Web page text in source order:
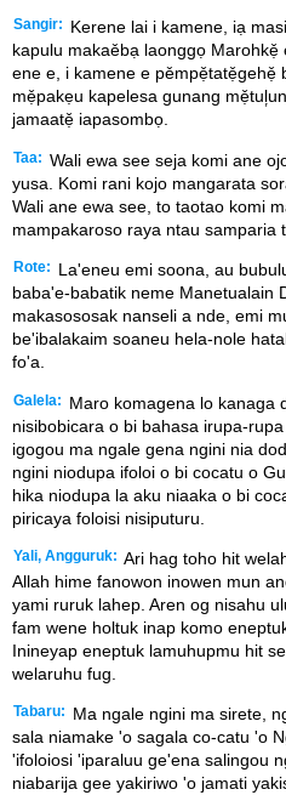
Sangir:
Kerene lai i kamene, iạ
kapulu makaěbạ laonggọ
ene e, i kamene e pěmpẹ̌tatẹ̌gehẹ̌
mẹ̌pakẹu kapelesa gunang
jamaatẹ̌ iapasombọ.
Taa: Wali ewa see seja komi ane
yusa. Komi rani kojo mangarata
Wali ane ewa see, to taotao komi
mampakaroso raya ntau samparia
Rote:
La'eneu emi soona, au
baba'e-babatik neme Manetualain
makasososak nanseli a nde, emi
be'ibalakaim soaneu hela-nole
fo'a.
Galela:
Maro komagena lo kanaga
nisibobicara o bi bahasa irupa-
igogou ma ngale gena ngini nia
ngini niodupa ifoloi o bi cocatu o
hika niodupa la aku niaaka o bi
piricaya foloisi nisiputuru.
Yali, Angguruk: Ari hag toho hit
Allah hime fanowon inowen mun
yami ruruk lahep. Aren og nisahu
fam wene holtuk inap komo
Inineyap eneptuk lamuhupmu hit
welaruhu fug.
Tabaru:
Ma ngale ngini ma sirete,
sala niamake 'o sagala co-catu 'o
'ifoloiosi 'iparaluu ge'ena salingou
niabarija gee yakiriwo 'o jamati